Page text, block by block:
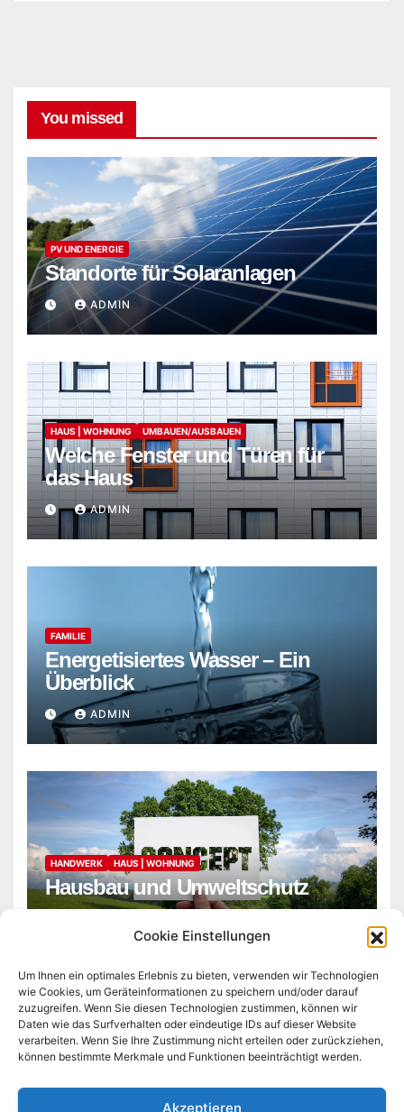
Cookie Einstellungen
Um Ihnen ein optimales Erlebnis zu bieten, verwenden wir Technologien
wie Cookies, um Geräteinformationen zu speichern und/oder darauf
zuzugreifen. Wenn Sie diesen Technologien zustimmen, können wir
Daten wie das Surfverhalten oder eindeutige IDs auf dieser Website
verarbeiten. Wenn Sie Ihre Zustimmung nicht erteilen oder zurückziehen,
können bestimmte Merkmale und Funktionen beeinträchtigt werden.
Akzeptieren
You missed
PV UND ENERGIE
Standorte für Solaranlagen
ADMIN
HAUS | WOHNUNG UMBAUEN/AUSBAUEN
Welche Fenster und Türen für
das Haus
ADMIN
FAMILIE
Energetisiertes Wasser – Ein
Überblick
ADMIN
HANDWERK HAUS | WOHNUNG
Hausbau und Umweltschutz
microlib.de